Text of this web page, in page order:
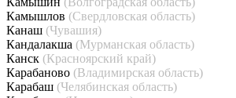
Камышлов (Свердловская область)
Канаш (Чувашия)
Кандалакша (Мурманская область)
Канск (Красноярский край)
Карабаново (Владимирская область)
Карабаш (Челябинская область)